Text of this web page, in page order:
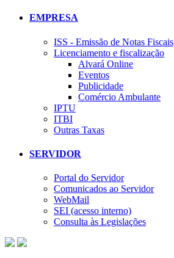
EMPRESA
ISS - Emissão de Notas Fiscais
Licenciamento e fiscalização
Alvará Online
Eventos
Publicidade
Comércio Ambulante
IPTU
ITBI
Outras Taxas
SERVIDOR
Portal do Servidor
Comunicados ao Servidor
WebMail
SEI (acesso interno)
Consulta às Legislações